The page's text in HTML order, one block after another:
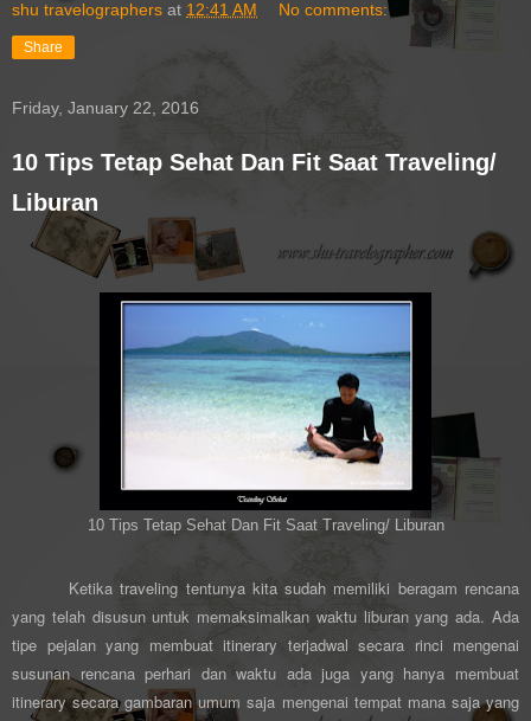
shu travelographers at 12:41 AM No comments:
Share
Friday, January 22, 2016
10 Tips Tetap Sehat Dan Fit Saat Traveling/
Liburan
10 Tips Tetap Sehat Dan Fit Saat Traveling/ Liburan
Ketika traveling tentunya kita sudah memiliki beragam rencana
yang telah disusun untuk memaksimalkan waktu liburan yang ada. Ada
tipe pejalan yang membuat itinerary terjadwal secara rinci mengenai
susunan rencana perhari dan waktu ada juga yang hanya membuat
itinerary secara gambaran umum saja mengenai tempat mana saja yang